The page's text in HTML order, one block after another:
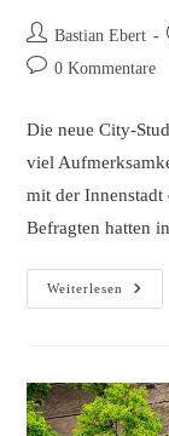
Beitrags-
Autor:
Bastian Ebert
Beitrags-0 Kommentare
Die neue City-
viel
mit der Innenstadt
Befragten hatten
Weiterlesen
Jena
Zu
Teure